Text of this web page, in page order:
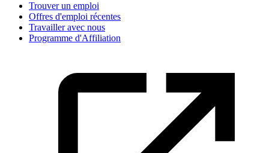
Trouver un emploi
Offres d'emploi récentes
Travailler avec nous
Programme d'Affiliation